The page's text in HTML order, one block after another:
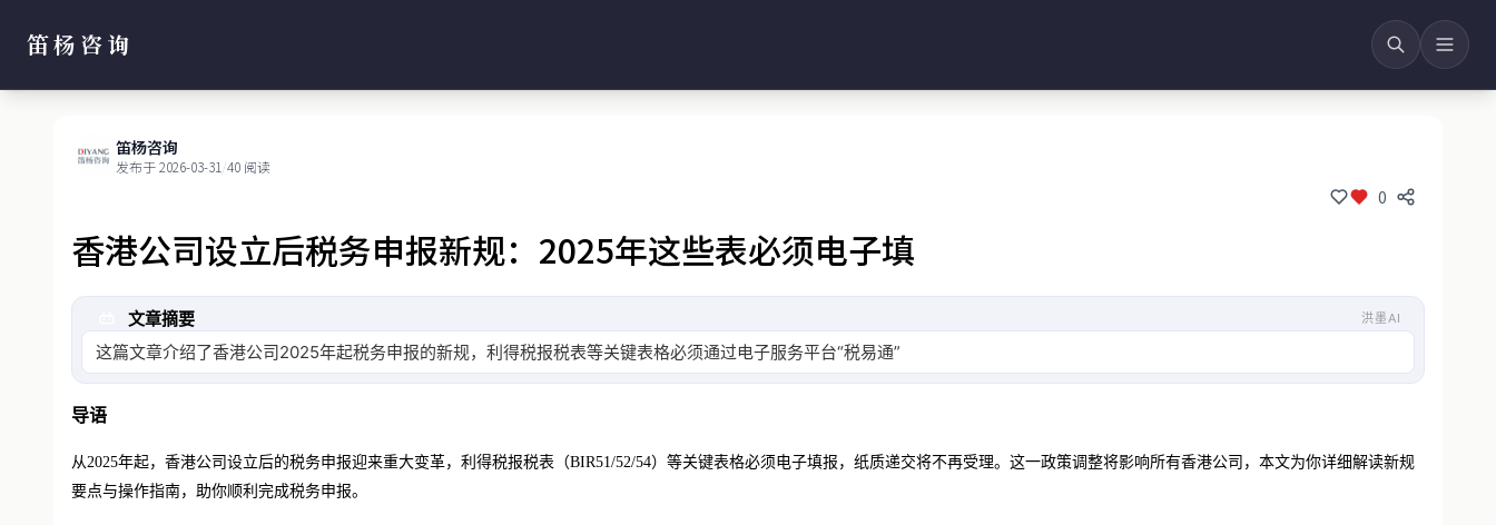
笛杨咨询
笛杨咨询
发布于 2026-03-31/40 阅读
0
香港公司设立后税务申报新规：2025年这些表必须电子填
文章摘要 洪墨AI
这篇文章介绍了香港公司2025年起税务申报的新规，利得税报税表等关键表格必须通过电子服务平台“税易通”填报，纸质申报将不再受理。新规涵盖利
导语
从2025年起，香港公司设立后的税务申报迎来重大变革，利得税报税表（BIR51/52/54）等关键表格必须电子填报，纸质递交将不再受理。这一政策调整将影响所有香港公司，本文为你详细解读新规
要点与操作指南，助你顺利完成税务申报。